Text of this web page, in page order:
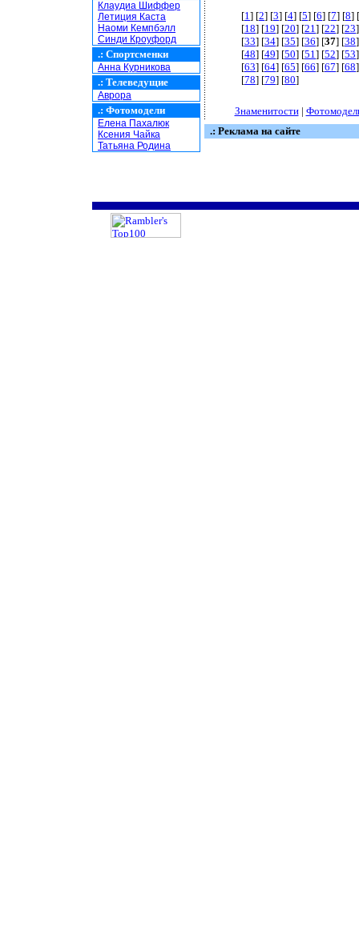
Клаудиа Шиффер
Летиция Каста
Наоми Кемпбэлл
Синди Кроуфорд
.: Спортсменки
Анна Курникова
.: Телеведущие
Аврора
.: Фотомодели
Елена Пахалюк
Ксения Чайка
Татьяна Родина
[1] [2] [3] [4] [5] [6] [7] [8] [
[18] [19] [20] [21] [22] [23
[33] [34] [35] [36] [37] [38
[48] [49] [50] [51] [52] [53
[63] [64] [65] [66] [67] [68
[78] [79] [80]
Знаменитости|
.: Реклама на сайте